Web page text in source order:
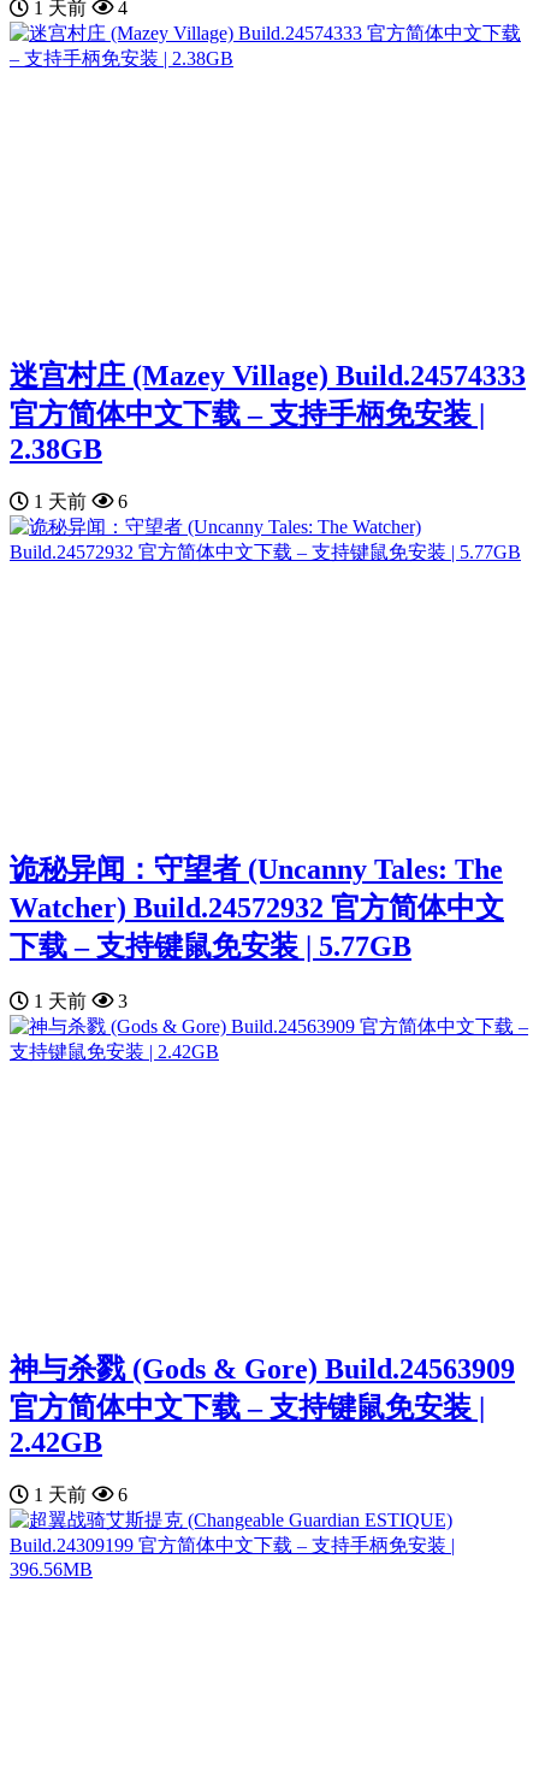
1 天前 4
迷宫村庄 (Mazey Village) Build.24574333
官方简体中文下载 – 支持手柄免安装 |
2.38GB
1 天前 6
诡秘异闻：守望者 (Uncanny Tales: The
Watcher) Build.24572932 官方简体中文
下载 – 支持键鼠免安装 | 5.77GB
1 天前 3
神与杀戮 (Gods & Gore) Build.24563909
官方简体中文下载 – 支持键鼠免安装 |
2.42GB
1 天前 6